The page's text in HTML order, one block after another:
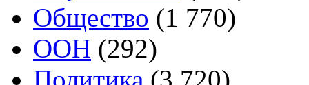
Общество (1 770)
ООН (292)
Политика (3 720)